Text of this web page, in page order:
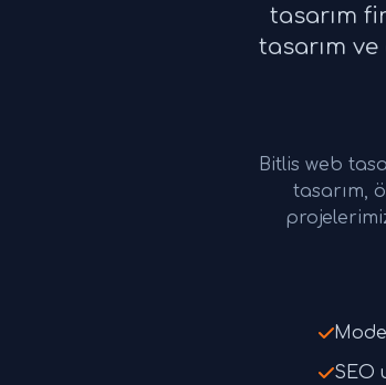
tasarım
tasarım
Bitlis web
tasarım,
SEO